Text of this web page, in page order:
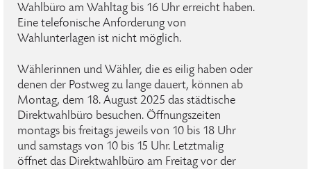
Wahlbüro am Wahltag bis 16 Uhr erreicht haben.
Eine telefonische Anforderung von
Wahlunterlagen ist nicht möglich.
Wählerinnen und Wähler, die es eilig haben oder
denen der Postweg zu lange dauert, können ab
Montag, dem 18. August 2025 das städtische
Direktwahlbüro besuchen. Öffnungszeiten
montags bis freitags jeweils von 10 bis 18 Uhr
und samstags von 10 bis 15 Uhr. Letztmalig
öffnet das Direktwahlbüro am Freitag vor der